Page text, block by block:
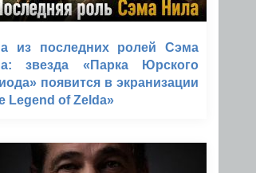
из последних ролей Сэма
звезда «Парка Юрского
появится в экранизации
Legend of Zelda»